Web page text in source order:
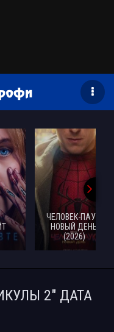
ЧЕЛОВЕК-ПАУК:
НОВЫЙ ДЕНЬ
(2026)
2" ДАТА